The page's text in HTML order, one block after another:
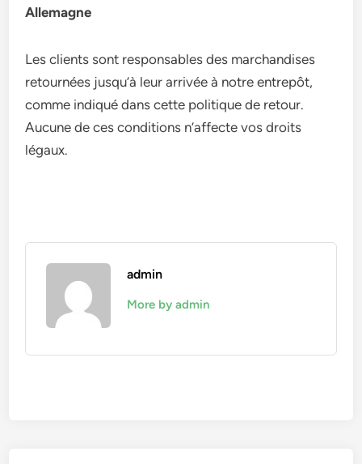
Allemagne
Les clients sont responsables des marchandises
retournées jusqu’à leur arrivée à notre entrepôt,
comme indiqué dans cette politique de retour.
Aucune de ces conditions n’affecte vos droits
légaux.
admin
More by admin